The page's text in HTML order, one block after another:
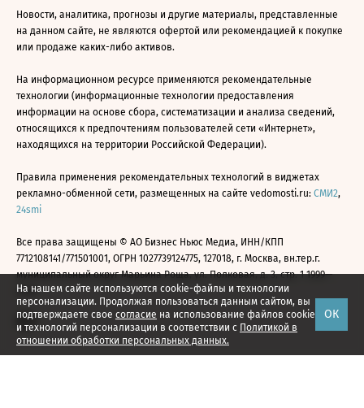
На нашем сайте используются cookie-файлы и технологии
персонализации. Продолжая пользоваться данным сайтом, вы
подтверждаете свое согласие на использование файлов cookie
и технологий персонализации в соответствии с Политикой в
отношении обработки персональных данных.
ОК
Новости, аналитика, прогнозы и другие материалы, представленные
на данном сайте, не являются офертой или рекомендацией к покупке
или продаже каких-либо активов.
На информационном ресурсе применяются рекомендательные
технологии (информационные технологии предоставления
информации на основе сбора, систематизации и анализа сведений,
относящихся к предпочтениям пользователей сети «Интернет»,
находящихся на территории Российской Федерации).
Правила применения рекомендательных технологий в виджетах
рекламно-обменной сети, размещенных на сайте vedomosti.ru: СМИ2,
24smi
Все права защищены © АО Бизнес Ньюс Медиа, ИНН/КПП
7712108141/771501001, ОГРН 1027739124775, 127018, г. Москва, вн.тер.г.
муниципальный округ Марьина Роща, ул. Полковая, д. 3, стр. 1 1999—
2026